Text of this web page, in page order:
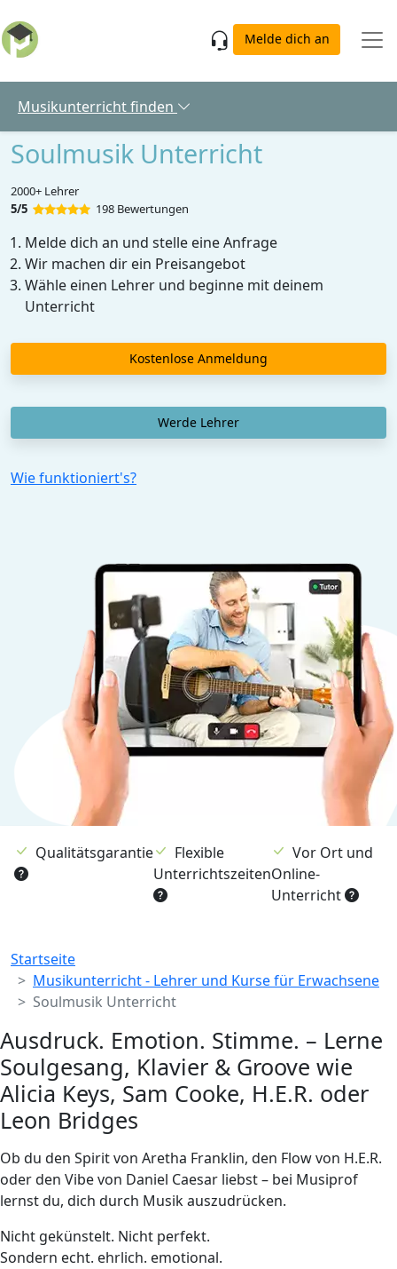
Melde dich an
Musikunterricht finden
Soulmusik Unterricht
2000+ Lehrer
5/5
198 Bewertungen
Melde dich an und stelle eine Anfrage
Wir machen dir ein Preisangebot
Wähle einen Lehrer und beginne mit deinem
Unterricht
Kostenlose Anmeldung
Werde Lehrer
Wie funktioniert's?
Qualitätsgarantie
Flexible
Unterrichtszeiten
Vor Ort und
Online-
Unterricht
Breadcrumb
Startseite
Musikunterricht - Lehrer und Kurse für Erwachsene
Soulmusik Unterricht
Ausdruck. Emotion. Stimme. – Lerne
Soulgesang, Klavier & Groove wie
Alicia Keys, Sam Cooke, H.E.R. oder
Leon Bridges
Ob du den Spirit von Aretha Franklin, den Flow von H.E.R.
oder den Vibe von Daniel Caesar liebst – bei Musiprof
lernst du, dich durch Musik auszudrücken.
Nicht gekünstelt. Nicht perfekt.
Sondern echt. ehrlich. emotional.